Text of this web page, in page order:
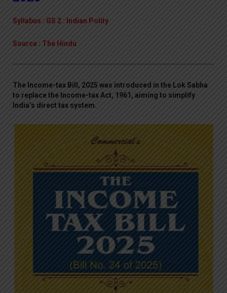
Syllabus : GS 2 : Indian Polity
Source : The Hindu
The Income-tax Bill, 2025 was introduced in the Lok Sabha
to replace the Income-tax Act, 1961, aiming to simplify
India’s direct tax system.